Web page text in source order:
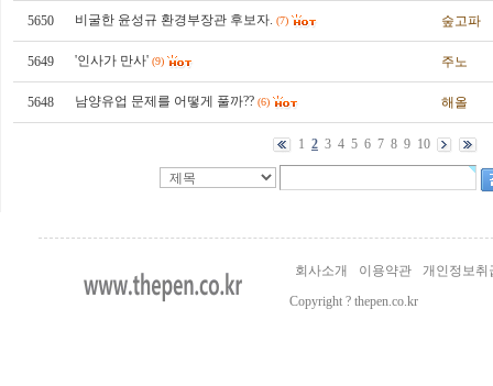
5650 비굴한 윤성규 환경부장관 후보자. (7) 숲고파
5649 '인사가 만사' (9) 주노
5648 남양유업 문제를 어떻게 풀까?? (6) 해올
1 2 3 4 5 6 7 8 9 10
회사소개 이용약관
개인정보취
Copyright ? thepen.co.kr